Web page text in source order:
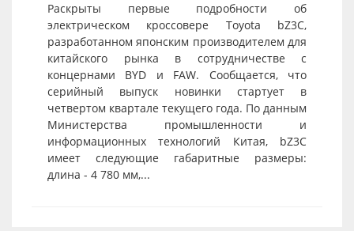
Раскрыты первые подробности об
электрическом кроссовере Toyota bZ3C,
разработанном японским производителем для
китайского рынка в сотрудничестве с
концернами BYD и FAW. Сообщается, что
серийный выпуск новинки стартует в
четвертом квартале текущего года. По данным
Министерства промышленности и
информационных технологий Китая, bZ3C
имеет следующие габаритные размеры:
длина - 4 780 мм,...